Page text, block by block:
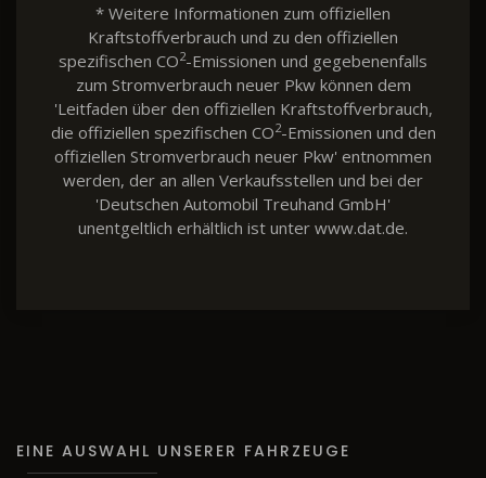
* Weitere Informationen zum offiziellen
Kraftstoffverbrauch und zu den offiziellen
spezifischen CO2-Emissionen und gegebenenfalls
zum Stromverbrauch neuer Pkw können dem
'Leitfaden über den offiziellen Kraftstoffverbrauch,
die offiziellen spezifischen CO2-Emissionen und den
offiziellen Stromverbrauch neuer Pkw' entnommen
werden, der an allen Verkaufsstellen und bei der
'Deutschen Automobil Treuhand GmbH'
unentgeltlich erhältlich ist unter www.dat.de.
EINE AUSWAHL UNSERER FAHRZEUGE